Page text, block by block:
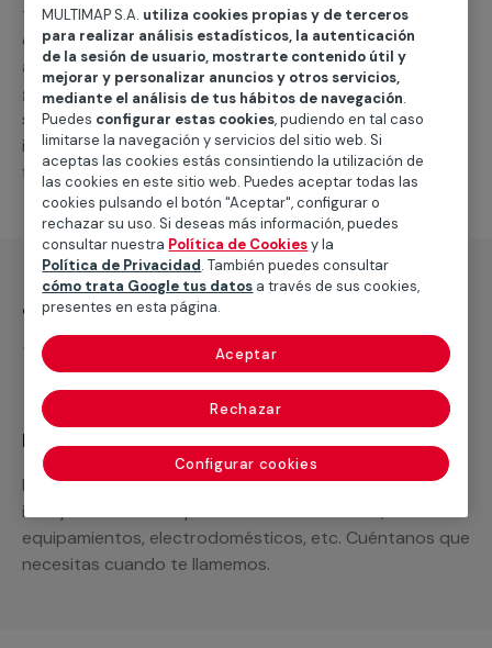
técnico de MULTIMAP contactará inmediatamente
contigo para informarte sobre las diferentes
alternativas que podemos ofrecerte para elservicio
general de climatización frio, como por ejemplo el
suministro de los materiales necesarios, las
intervenciones a realizar, o la mano de obra que hará
falta para completar tu proyecto.
¿Qué incluye?
Recuerda que en MULTIMAP
Podemos ofrecer cualquier servicio a medida
incluyendo todo lo que necesites: materiales,
equipamientos, electrodomésticos, etc. Cuéntanos que
necesitas cuando te llamemos.
MULTIMAP S.A. utiliza cookies propias y de terceros
para realizar análisis estadísticos, la autenticación
de la sesión de usuario, mostrarte contenido útil y
mejorar y personalizar anuncios y otros servicios,
mediante el análisis de tus hábitos de navegación.
Puedes configurar estas cookies, pudiendo en tal caso
limitarse la navegación y servicios del sitio web. Si
aceptas las cookies estás consintiendo la utilización de
las cookies en este sitio web. Puedes aceptar todas las
cookies pulsando el botón "Aceptar", configurar o
rechazar su uso. Si deseas más información, puedes
consultar nuestra Política de Cookiesy la
Política de Privacidad. También puedes consultar
cómo trata Google tus datos a través de sus cookies,
presentes en esta página.
Configurar cookies
Rechazar
Aceptar